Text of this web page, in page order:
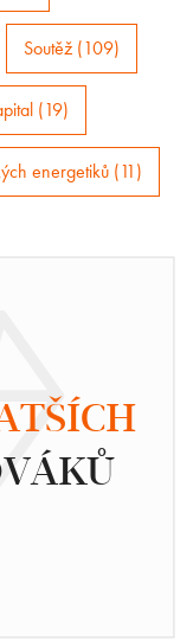
Soutěž (109)
(19)
energetiků (11)